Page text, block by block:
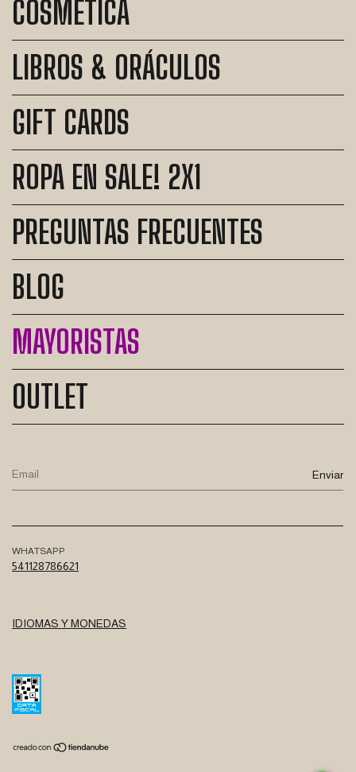
COSMETICA
LIBROS & ORÁCULOS
GIFT CARDS
ROPA EN SALE! 2X1
PREGUNTAS FRECUENTES
BLOG
MAYORISTAS
OUTLET
WHATSAPP
541128786621
IDIOMAS Y MONEDAS